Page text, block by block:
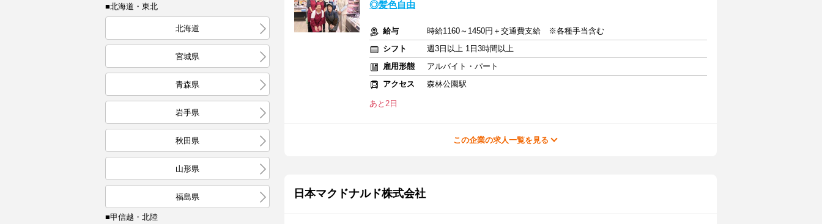
■北海道・東北
北海道
宮城県
青森県
岩手県
秋田県
山形県
福島県
■甲信越・北陸
◎髪色自由
給与
時給1160～1450円＋交通費支給 ※各種手当含む
シフト
週3日以上 1日3時間以上
雇用形態
アルバイト・パート
アクセス
森林公園駅
あと2日
この企業の求人一覧を見る
日本マクドナルド株式会社